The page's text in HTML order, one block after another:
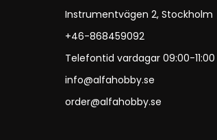
Instrumentvägen 2, Stockholm
+46-868459092
Telefontid vardagar 09:00-11:00
info@alfahobby.se
order@alfahobby.se